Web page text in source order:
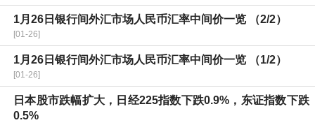
1月26日银行间外汇市场人民币汇率中间价一览 （2/2）
[01-26]
1月26日银行间外汇市场人民币汇率中间价一览 （1/2）
[01-26]
日本股市跌幅扩大，日经225指数下跌0.9%，东证指数下跌
0.5%